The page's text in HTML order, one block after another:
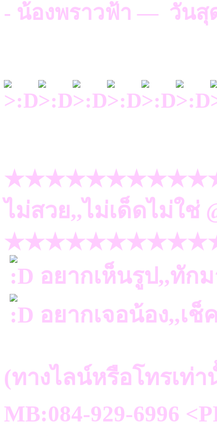
- น้องพราวฟ้า — วันสุ
ไม่สวย,,ไม่เด็ดไม่ใช่
อยากเห็นรูป,,ทัก
อยากเจอน้อง,,เช็
(ทางไลน์หรือโทรเท่
MB:084-929-6996